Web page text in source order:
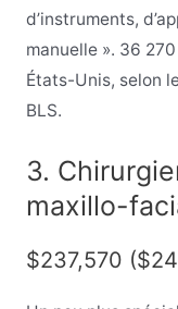
d’instruments,
manuelle ». 36
États-Unis, selon
BLS.
3.
maxillo-
$237,570